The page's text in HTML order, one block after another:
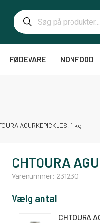
FØDEVARE NONFOOD
AGURKEPICKLES, 1 kg
CHTOURA
Varenummer: 231230
Vælg antal
CHTOURA